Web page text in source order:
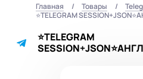
Главная Товары
⭐️TELEGRAM
⭐️TELEGRAM